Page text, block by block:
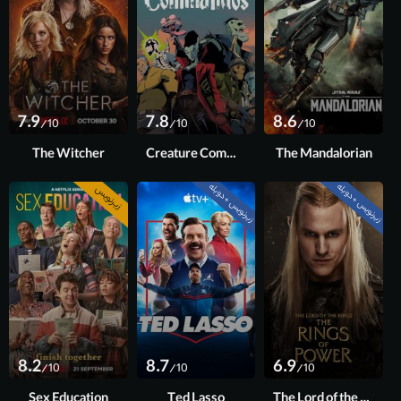
8.6/10
The Mandalorian
7.8/10
Creature Commandos
7.9/10
The Witcher
زیرنویس + دوبله
فصل 2
قسمت 8 آخر
6.9/10
زیرنویس + دوبله فصل 4
8.7/10
زیرنویس
8.2/10